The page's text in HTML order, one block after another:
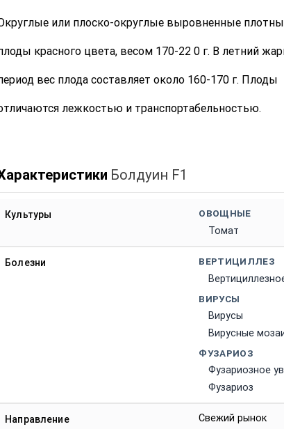
или плоско-округлые выровненные
красного цвета, весом 170-22 0 г. В летний
вес плода составляет около 160-170 г. Плоды
лежкостью и транспортабельностью.
Болдуин F1
Культуры ОВОЩНЫЕ
Томат
Болезни ВЕРТИЦИЛЛЕЗ
ВИРУСЫ
Вирусы
Вирусные
ФУЗАРИОЗ
Фузариозное
Фузариоз
Направление Свежий рынок